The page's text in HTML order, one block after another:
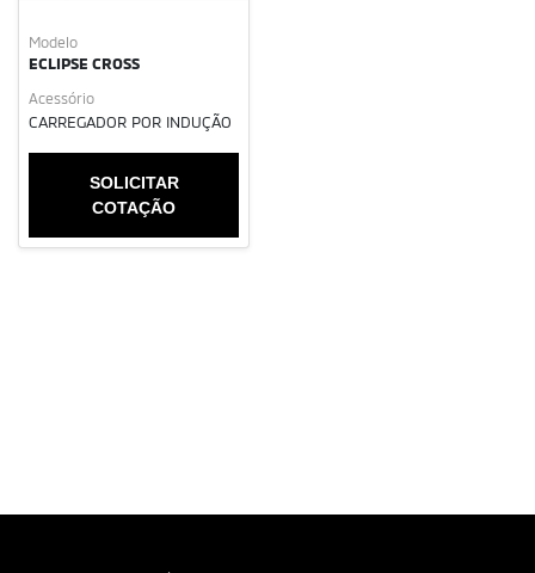
Modelo
ECLIPSE CROSS
Acessório
CARREGADOR POR INDUÇÃO
SOLICITAR
COTAÇÃO